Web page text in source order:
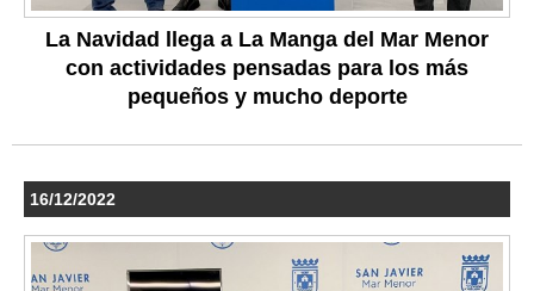
La Navidad llega a La Manga del Mar Menor
con actividades pensadas para los más
pequeños y mucho deporte
16/12/2022